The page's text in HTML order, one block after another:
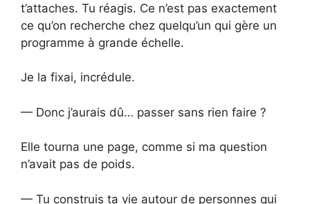
t’attaches. Tu réagis. Ce n’est pas exactement
ce qu’on recherche chez quelqu’un qui gère un
programme à grande échelle.
Je la fixai, incrédule.
— Donc j’aurais dû… passer sans rien faire ?
Elle tourna une page, comme si ma question
n’avait pas de poids.
— Tu construis ta vie autour de personnes qui